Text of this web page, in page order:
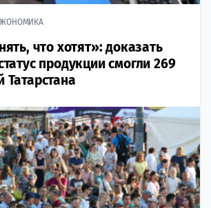
что хотят»: доказать
продукции смогли 269
Татарстана